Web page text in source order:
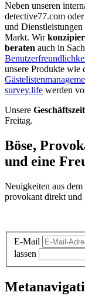
Neben unseren
detective77.com
und
Markt. Wir
beraten auch in
unsere Produkte wie
survey.life werden
Unsere
Freitag.
Böse,
und eine
Neuigkeiten aus
provokant direkt und
E-Mail
lassen